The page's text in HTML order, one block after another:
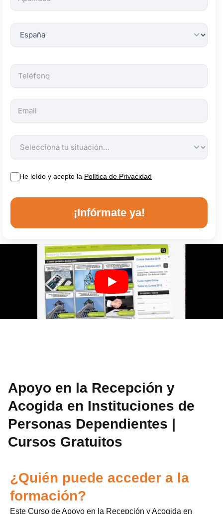
obligatorios.
He leído y acepto la Política de Privacidad
¡Infórmate ya!
Apoyo en la Recepción y
Acogida en Instituciones de
Personas Dependientes |
Cursos Gratuitos
¿Quién puede acceder a la
formación?
Este Curso de Apoyo en la Recepción y Acogida en